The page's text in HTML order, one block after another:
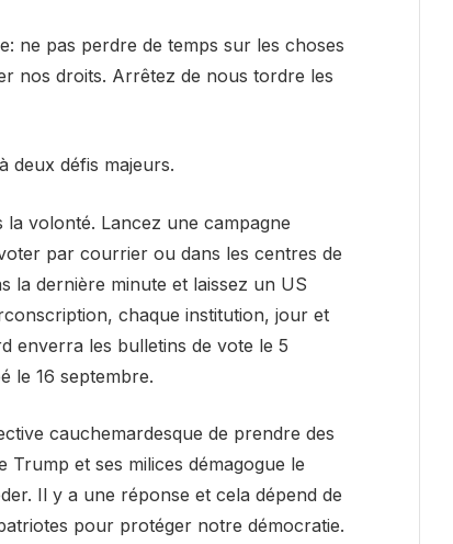
ne pas perdre de temps sur les choses
nos droits. Arrêtez de nous tordre les
deux défis majeurs.
volonté. Lancez une campagne
par courrier ou dans les centres de
la dernière minute et laissez un US
chaque institution, jour et
enverra les bulletins de vote le 5
le 16 septembre.
cauchemardesque de prendre des
et ses milices démagogue le
Il y a une réponse et cela dépend de
pour protéger notre démocratie.